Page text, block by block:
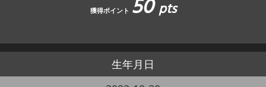
獲得ポイント 50pts
生年月日